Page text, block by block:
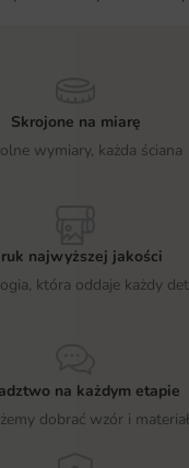
Skrojone na miarę
wymiary, każda ściana
najwyższej jakości
która oddaje każdy
na każdym etapie
dobrać wzór i materiał